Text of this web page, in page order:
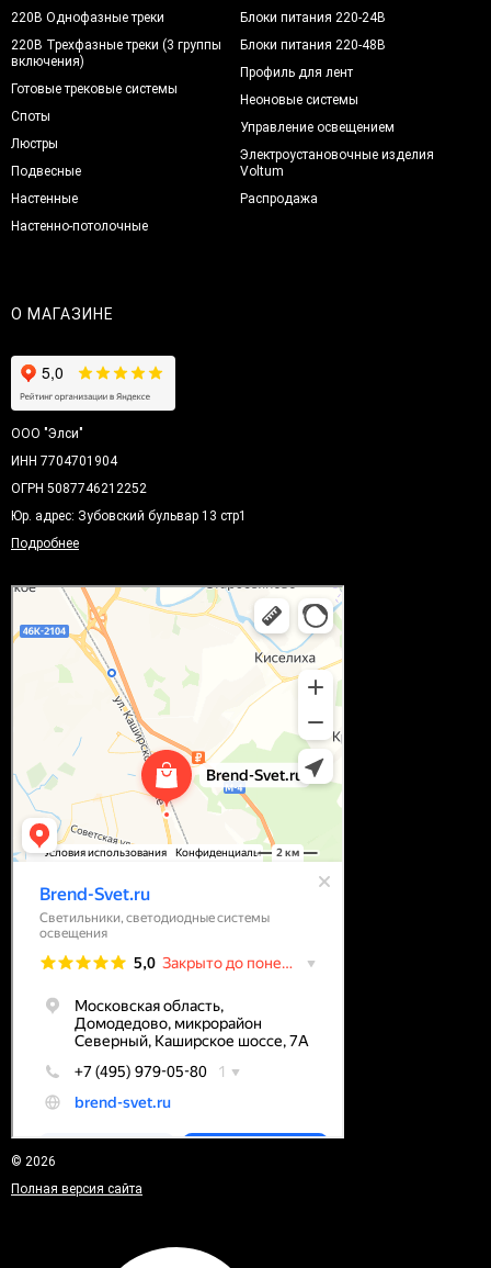
220В Однофазные треки
220В Трехфазные треки (3 группы
включения)
Готовые трековые системы
Споты
Люстры
Подвесные
Настенные
Настенно-потолочные
Блоки питания 220-24В
Блоки питания 220-48В
Профиль для лент
Неоновые системы
Управление освещением
Электроустановочные изделия
Voltum
Распродажа
О МАГАЗИНЕ
ООО "Элси"
ИНН 7704701904
ОГРН 5087746212252
Юр. адрес: Зубовский бульвар 13 стр1
Подробнее
© 2026
Полная версия сайта